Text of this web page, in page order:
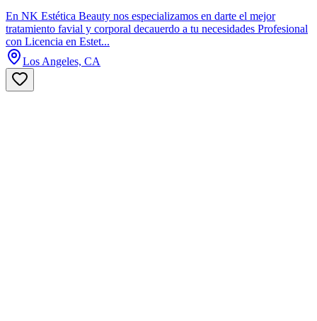
En NK Estética Beauty nos especializamos en darte el mejor
tratamiento favial y corporal decauerdo a tu necesidades Profesional
con Licencia en Estet...
Los Angeles, CA